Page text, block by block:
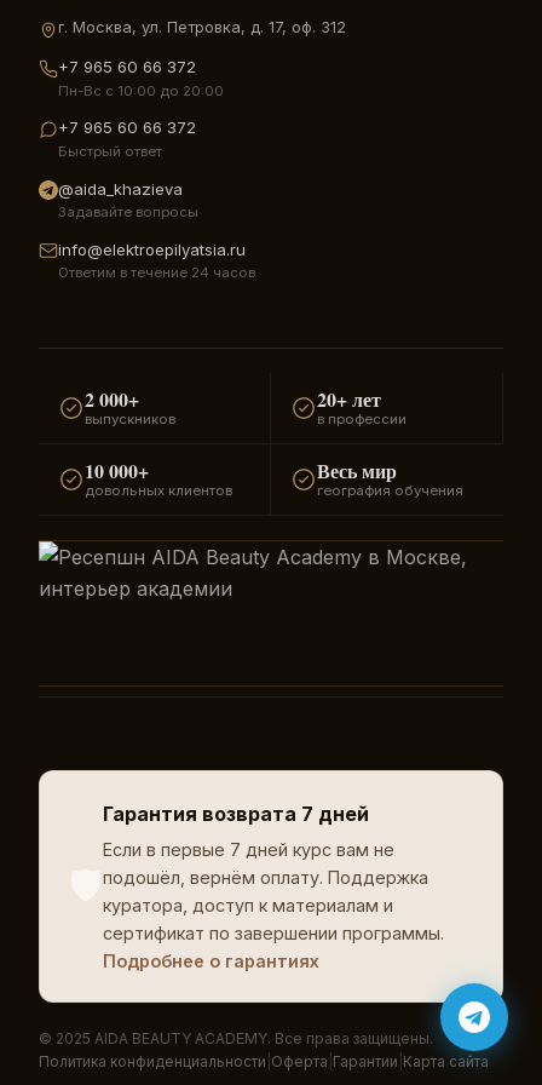
г. Москва, ул. Петровка, д. 17, оф. 312
+7 965 60 66 372
Пн-Вс с 10:00 до 20:00
+7 965 60 66 372
Быстрый ответ
@aida_khazieva
Задавайте вопросы
info@elektroepilyatsia.ru
Ответим в течение 24 часов
2 000+
выпускников
20+ лет
в профессии
10 000+
довольных клиентов
Весь мир
география обучения
Гарантия возврата 7 дней
Если в первые 7 дней курс вам не
подошёл, вернём оплату. Поддержка
куратора, доступ к материалам и
сертификат по завершении программы.
Подробнее о гарантиях
© 2025 AIDA BEAUTY ACADEMY. Все права защищены.
Политика конфиденциальности Оферта Гарантии Карта сайта